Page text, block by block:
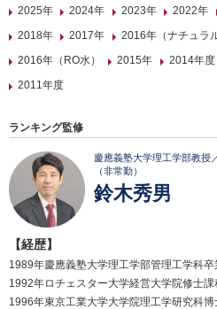
2025年
2024年 2023年 2022年
2018年
2017年
2016年（ナチュラ
2016年（RO水）
2015年 2014年度
2011年度
ランキング監修
慶應義塾大学理工学部教授
（非常勤）
鈴木秀男
【経歴】
1989年慶應義塾大学理工学部管理工学科卒
1992年ロチェスター大学経営大学院修士課
1996年東京工業大学大学院理工学研究科